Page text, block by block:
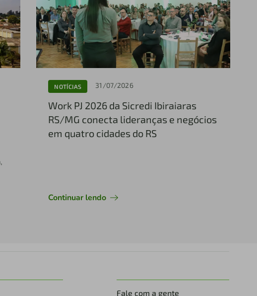
NOTÍCIAS 31/07/2026
Work PJ 2026 da Sicredi Ibiraiaras
RS/MG conecta lideranças e negócios
em quatro cidades do RS
Continuar lendo
Fale com a gente